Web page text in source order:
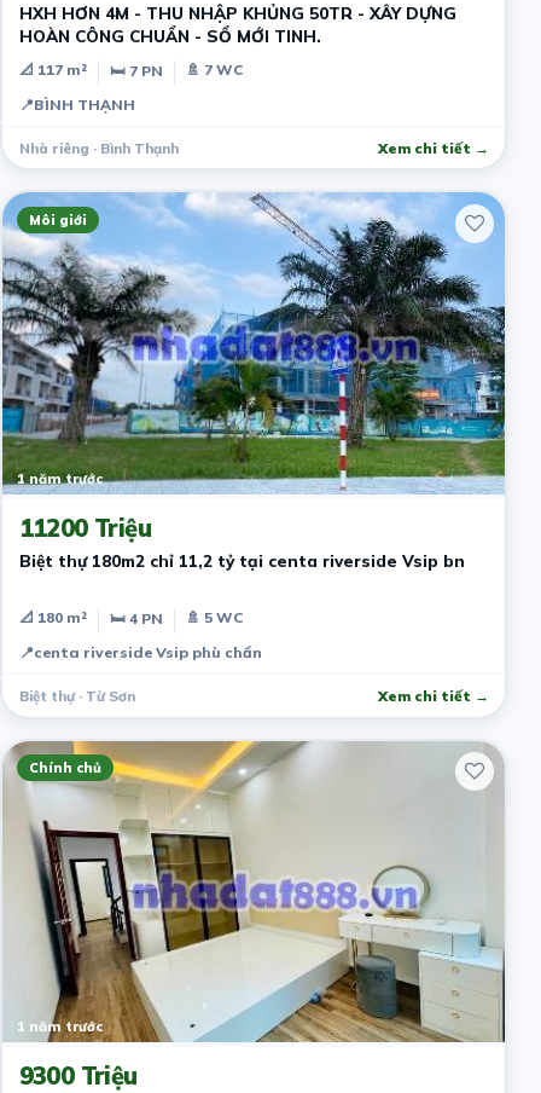
HXH HƠN 4M - THU NHẬP KHỦNG 50TR - XÂY DỰNG
HOÀN CÔNG CHUẨN - SỔ MỚI TINH.
📐 117 m² 🛏 7 PN
🚿 7 WC
📍BÌNH THẠNH
Nhà riêng · Bình Thạnh Xem chi tiết →
Môi giới
1 năm trước
11200 Triệu
Biệt thự 180m2 chỉ 11,2 tỷ tại centa riverside Vsip bn
📐 180 m² 🛏 4 PN
🚿 5 WC
📍centa riverside Vsip phù chẩn
Biệt thự · Từ Sơn Xem chi tiết →
Chính chủ
1 năm trước
9300 Triệu